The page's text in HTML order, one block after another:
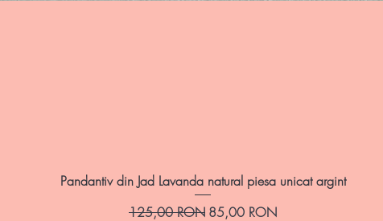
Afișare rapidă
Pandantiv din Jad Lavanda natural piesa unicat argint
Preț normal
125,00 RON Preț redus
85,00 RON